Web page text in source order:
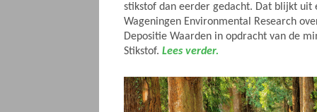
stikstof dan eerder gedacht. Dat blijkt uit
Wageningen Environmental Research
Depositie Waarden in opdracht van de
Stikstof. Lees verder.